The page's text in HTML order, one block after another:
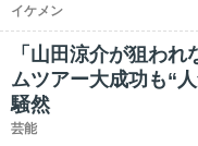
イケメン
「山田涼介が狙わ
ムツアー大成功も“
騒然
芸能